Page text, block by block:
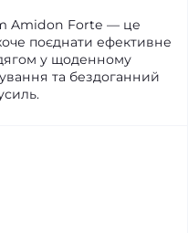
Amidon Forte — це
поєднати ефективне
у щоденному
та бездоганний